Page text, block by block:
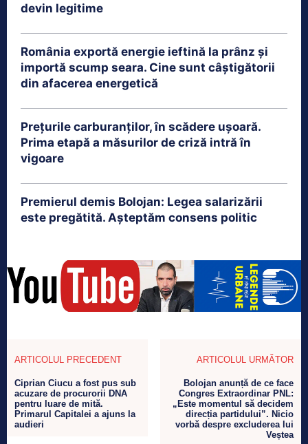
devin legitime
România exportă energie ieftină la prânz și
importă scump seara. Cine sunt câștigătorii
din afacerea energetică
Prețurile carburanților, în scădere ușoară.
Prima etapă a măsurilor de criză intră în
vigoare
Premierul demis Bolojan: Legea salarizării
este pregătită. Așteptăm consens politic
ARTICOLUL PRECEDENT
Ciprian Ciucu a fost pus sub
acuzare de procurorii DNA
pentru luare de mită.
Primarul Capitalei a ajuns la
audieri
ARTICOLUL URMĂTOR
Bolojan anunță de ce face
Congres Extraordinar PNL:
„Este momentul să decidem
direcția partidului”. Nicio
vorbă despre excluderea lui
Veștea